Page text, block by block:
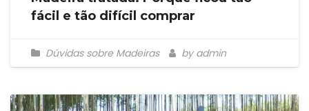
fácil e tão difícil comprar
Dúvidas sobre Madeiras by admin